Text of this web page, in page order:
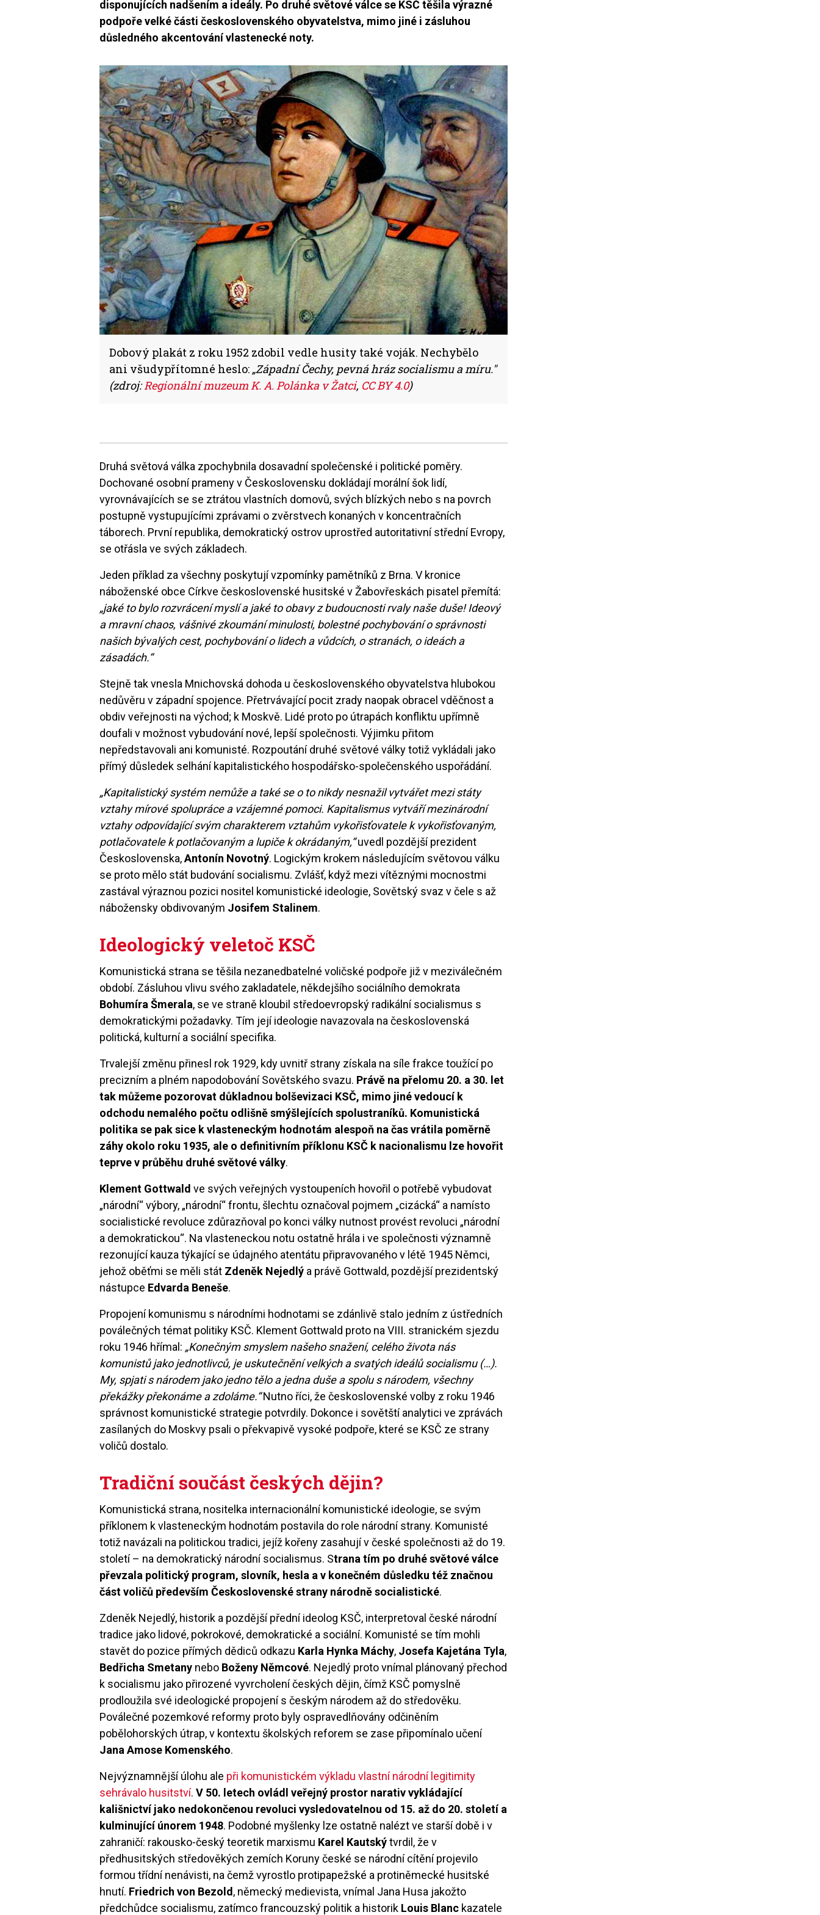
disponujících nadšením a ideály. Po druhé světové válce se KSČ těšila výrazné
podpoře velké části československého obyvatelstva, mimo jiné i zásluhou
důsledného akcentování vlastenecké noty.
Dobový plakát z roku 1952 zdobil vedle husity také voják. Nechybělo
ani všudypřítomné heslo: „Západní Čechy, pevná hráz socialismu a míru."
(zdroj:Regionální muzeum K. A. Polánka v Žatci, CC BY 4.0)
Druhá světová válka zpochybnila dosavadní společenské i politické poměry.
Dochované osobní prameny v Československu dokládají morální šok lidí,
vyrovnávajících se se ztrátou vlastních domovů, svých blízkých nebo s na povrch
postupně vystupujícími zprávami o zvěrstvech konaných v koncentračních
táborech. První republika, demokratický ostrov uprostřed autoritativní střední Evropy,
se otřásla ve svých základech.
Jeden příklad za všechny poskytují vzpomínky pamětníků z Brna. V kronice
náboženské obce Církve československé husitské v Žabovřeskách pisatel přemítá:
„jaké to bylo rozvrácení myslí a jaké to obavy z budoucnosti rvaly naše duše! Ideový
a mravní chaos, vášnivé zkoumání minulosti, bolestné pochybování o správnosti
našich bývalých cest, pochybování o lidech a vůdcích, o stranách, o ideách a
zásadách.“
Stejně tak vnesla Mnichovská dohoda u československého obyvatelstva hlubokou
nedůvěru v západní spojence. Přetrvávající pocit zrady naopak obracel vděčnost a
obdiv veřejnosti na východ; k Moskvě. Lidé proto po útrapách konfliktu upřímně
doufali v možnost vybudování nové, lepší společnosti. Výjimku přitom
nepředstavovali ani komunisté. Rozpoutání druhé světové války totiž vykládali jako
přímý důsledek selhání kapitalistického hospodářsko-společenského uspořádání.
„Kapitalistický systém nemůže a také se o to nikdy nesnažil vytvářet mezi státy
vztahy mírové spolupráce a vzájemné pomoci. Kapitalismus vytváří mezinárodní
vztahy odpovídající svým charakterem vztahům vykořisťovatele k vykořisťovaným,
potlačovatele k potlačovaným a lupiče k okrádaným,“uvedl pozdější prezident
Československa,Antonín Novotný. Logickým krokem následujícím světovou válku
se proto mělo stát budování socialismu. Zvlášť, když mezi vítěznými mocnostmi
zastával výraznou pozici nositel komunistické ideologie, Sovětský svaz v čele s až
nábožensky obdivovaným Josifem Stalinem.
Ideologický veletoč KSČ
Komunistická strana se těšila nezanedbatelné voličské podpoře již v meziválečném
období. Zásluhou vlivu svého zakladatele, někdejšího sociálního demokrata
Bohumíra Šmerala, se ve straně kloubil středoevropský radikální socialismus s
demokratickými požadavky. Tím její ideologie navazovala na československá
politická, kulturní a sociální specifika.
Trvalejší změnu přinesl rok 1929, kdy uvnitř strany získala na síle frakce toužící po
precizním a plném napodobování Sovětského svazu. Právě na přelomu 20. a 30. let
tak můžeme pozorovat důkladnou bolševizaci KSČ, mimo jiné vedoucí k
odchodu nemalého počtu odlišně smýšlejících spolustraníků. Komunistická
politika se pak sice k vlasteneckým hodnotám alespoň na čas vrátila poměrně
záhy okolo roku 1935, ale o definitivním příklonu KSČ k nacionalismu lze hovořit
teprve v průběhu druhé světové války.
Klement Gottwald ve svých veřejných vystoupeních hovořil o potřebě vybudovat
„národní“ výbory, „národní“ frontu, šlechtu označoval pojmem „cizácká“ a namísto
socialistické revoluce zdůrazňoval po konci války nutnost provést revoluci „národní
a demokratickou“. Na vlasteneckou notu ostatně hrála i ve společnosti významně
rezonující kauza týkající se údajného atentátu připravovaného v létě 1945 Němci,
jehož oběťmi se měli stát Zdeněk Nejedlý a právě Gottwald, pozdější prezidentský
nástupce Edvarda Beneše.
Propojení komunismu s národními hodnotami se zdánlivě stalo jedním z ústředních
poválečných témat politiky KSČ. Klement Gottwald proto na VIII. stranickém sjezdu
roku 1946 hřímal: „Konečným smyslem našeho snažení, celého života nás
komunistů jako jednotlivců, je uskutečnění velkých a svatých ideálů socialismu (…).
My, spjati s národem jako jedno tělo a jedna duše a spolu s národem, všechny
překážky překonáme a zdoláme.“Nutno říci, že československé volby z roku 1946
správnost komunistické strategie potvrdily. Dokonce i sovětští analytici ve zprávách
zasílaných do Moskvy psali o překvapivě vysoké podpoře, které se KSČ ze strany
voličů dostalo.
Tradiční součást českých dějin?
Komunistická strana, nositelka internacionální komunistické ideologie, se svým
příklonem k vlasteneckým hodnotám postavila do role národní strany. Komunisté
totiž navázali na politickou tradici, jejíž kořeny zasahují v české společnosti až do 19.
století – na demokratický národní socialismus. Strana tím po druhé světové válce
převzala politický program, slovník, hesla a v konečném důsledku též značnou
část voličů především Československé strany národně socialistické.
Zdeněk Nejedlý, historik a pozdější přední ideolog KSČ, interpretoval české národní
tradice jako lidové, pokrokové, demokratické a sociální. Komunisté se tím mohli
stavět do pozice přímých dědiců odkazu Karla Hynka Máchy, Josefa Kajetána Tyla,
Bedřicha Smetany nebo Boženy Němcové. Nejedlý proto vnímal plánovaný přechod
k socialismu jako přirozené vyvrcholení českých dějin, čímž KSČ pomyslně
prodloužila své ideologické propojení s českým národem až do středověku.
Poválečné pozemkové reformy proto byly ospravedlňovány odčiněním
pobělohorských útrap, v kontextu školských reforem se zase připomínalo učení
Jana Amose Komenského.
Nejvýznamnější úlohu ale při komunistickém výkladu vlastní národní legitimity
sehrávalo husitství.V 50. letech ovládl veřejný prostor narativ vykládající
kališnictví jako nedokončenou revoluci vysledovatelnou od 15. až do 20. století a
kulminující únorem 1948. Podobné myšlenky lze ostatně nalézt ve starší době i v
zahraničí: rakousko-český teoretik marxismu Karel Kautskýtvrdil, že v
předhusitských středověkých zemích Koruny české se národní cítění projevilo
formou třídní nenávisti, na čemž vyrostlo protipapežské a protiněmecké husitské
hnutí. Friedrich von Bezold , německý medievista, vnímal Jana Husa jakožto
předchůdce socialismu, zatímco francouzský politik a historik Louis Blanc kazatele